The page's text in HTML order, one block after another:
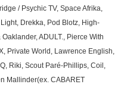
/ Psychic TV, Space Afrika,
Drekka, Pod Blotz, High-
ADULT., Pierce With
Private World, Lawrence English,
Riki, Scout Paré-Phillips, Coil,
Mallinder(ex. CABARET